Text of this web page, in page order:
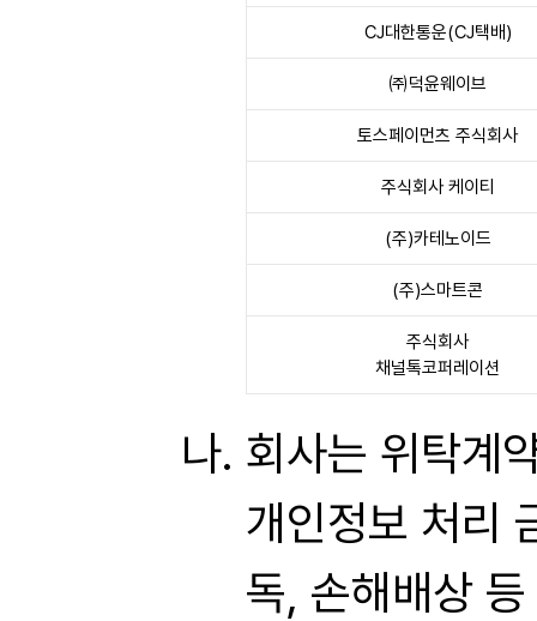
CJ대한통운(CJ택배)
㈜덕윤웨이브
토스페이먼츠 주식회사
주식회사 케이티
(주)카테노이드
(주)스마트콘
주식회사
채널톡코퍼레이션
회사는 위탁계
개인정보 처리
독, 손해배상